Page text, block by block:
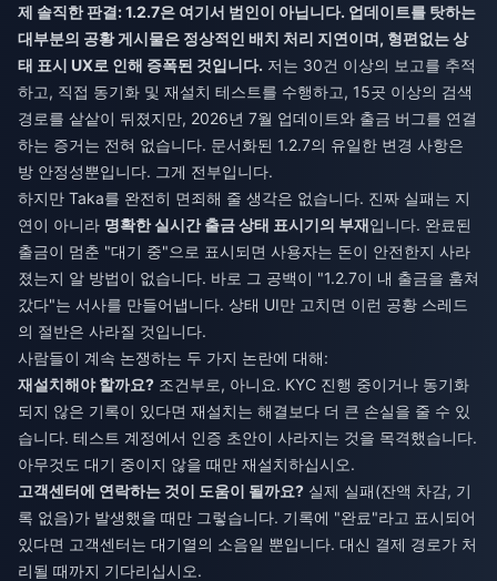
제 솔직한 판결: 1.2.7은 여기서 범인이 아닙니다. 업데이트를 탓하는
대부분의 공황 게시물은 정상적인 배치 처리 지연이며, 형편없는 상
태 표시 UX로 인해 증폭된 것입니다. 저는 30건 이상의 보고를 추적
하고, 직접 동기화 및 재설치 테스트를 수행하고, 15곳 이상의 검색
경로를 샅샅이 뒤졌지만, 2026년 7월 업데이트와 출금 버그를 연결
하는 증거는 전혀 없습니다. 문서화된 1.2.7의 유일한 변경 사항은
방 안정성뿐입니다. 그게 전부입니다.
하지만 Taka를 완전히 면죄해 줄 생각은 없습니다. 진짜 실패는 지
연이 아니라 명확한 실시간 출금 상태 표시기의 부재입니다. 완료된
출금이 멈춘 "대기 중"으로 표시되면 사용자는 돈이 안전한지 사라
졌는지 알 방법이 없습니다. 바로 그 공백이 "1.2.7이 내 출금을 훔쳐
갔다"는 서사를 만들어냅니다. 상태 UI만 고치면 이런 공황 스레드
의 절반은 사라질 것입니다.
사람들이 계속 논쟁하는 두 가지 논란에 대해:
재설치해야 할까요? 조건부로, 아니요. KYC 진행 중이거나 동기화
되지 않은 기록이 있다면 재설치는 해결보다 더 큰 손실을 줄 수 있
습니다. 테스트 계정에서 인증 초안이 사라지는 것을 목격했습니다.
아무것도 대기 중이지 않을 때만 재설치하십시오.
고객센터에 연락하는 것이 도움이 될까요? 실제 실패(잔액 차감, 기
록 없음)가 발생했을 때만 그렇습니다. 기록에 "완료"라고 표시되어
있다면 고객센터는 대기열의 소음일 뿐입니다. 대신 결제 경로가 처
리될 때까지 기다리십시오.